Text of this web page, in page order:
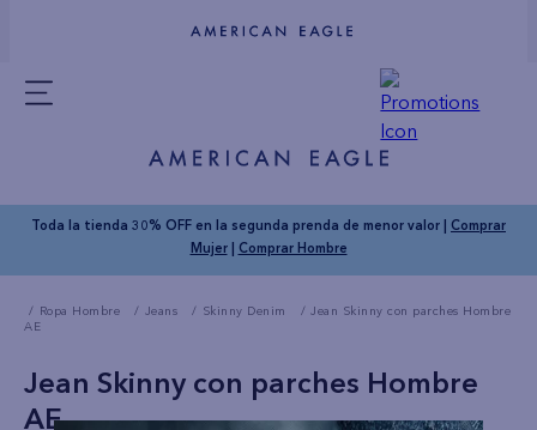
Toda la tienda 30% OFF en la segunda prenda de menor valor | Comprar
Mujer| Comprar Hombre
Ropa Hombre Jeans Skinny Denim
Jean Skinny con parches Hombre
AE
Jean Skinny con parches Hombre
AE